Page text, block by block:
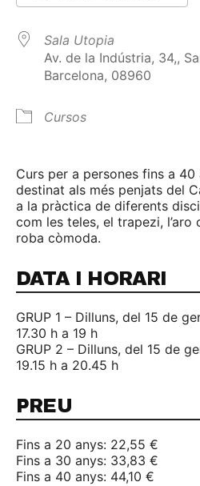
Sala Utopia
Av. de la Indústria, 34,,
Barcelona, 08960
Cursos
Curs per a persones fins a 40
destinat als més penjats del
a la pràctica de diferents
com les teles, el trapezi,
roba còmoda.
DATA I HORARI
GRUP 1 – Dilluns, del 15 de
17.30 h a 19 h
GRUP 2 – Dilluns, del 15 de
19.15 h a 20.45 h
PREU
Fins a 20 anys: 22,55 €
Fins a 30 anys: 33,83 €
Fins a 40 anys: 44,10 €